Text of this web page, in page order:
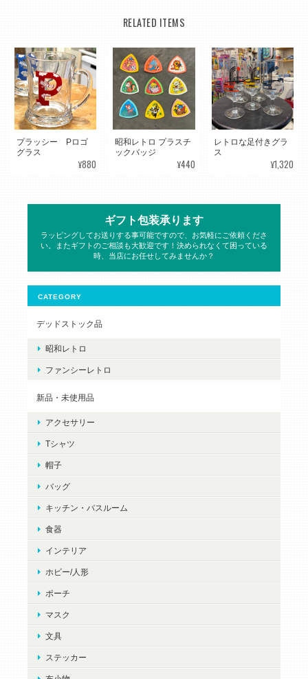
RELATED ITEMS
プラッシー Pロゴ
グラス
¥880
昭和レトロ プラスチ
ックバッジ
¥440
レトロな足付きグラ
ス
¥1,320
ギフト包装承ります
ラッピングしてお送りする事可能ですので、お気軽にご依頼くださ
い。またギフトのご相談も大歓迎です！決められなくて困っている
時、当店にお任せしてみませんか？
CATEGORY
デッドストック品
昭和レトロ
ファンシーレトロ
新品・未使用品
アクセサリー
Tシャツ
帽子
バッグ
キッチン・バスルーム
食器
インテリア
ホビー/人形
ポーチ
マスク
文具
ステッカー